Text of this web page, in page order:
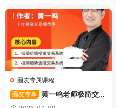
圈友专属课程
圈友专享 黄一鸣老师极简交易
系统